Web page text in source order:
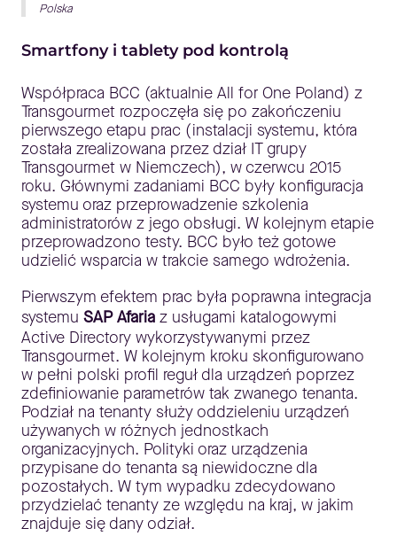
Polska
Smartfony i tablety pod kontrolą
Współpraca BCC (aktualnie All for One Poland) z
Transgourmet rozpoczęła się po zakończeniu
pierwszego etapu prac (instalacji systemu, która
została zrealizowana przez dział IT grupy
Transgourmet w Niemczech), w czerwcu 2015
roku. Głównymi zadaniami BCC były konfiguracja
systemu oraz przeprowadzenie szkolenia
administratorów z jego obsługi. W kolejnym etapie
przeprowadzono testy. BCC było też gotowe
udzielić wsparcia w trakcie samego wdrożenia.
Pierwszym efektem prac była poprawna integracja
systemu SAP Afaria z usługami katalogowymi
Active Directory wykorzystywanymi przez
Transgourmet. W kolejnym kroku skonfigurowano
w pełni polski profil reguł dla urządzeń poprzez
zdefiniowanie parametrów tak zwanego tenanta.
Podział na tenanty służy oddzieleniu urządzeń
używanych w różnych jednostkach
organizacyjnych. Polityki oraz urządzenia
przypisane do tenanta są niewidoczne dla
pozostałych. W tym wypadku zdecydowano
przydzielać tenanty ze względu na kraj, w jakim
znajduje się dany odział.